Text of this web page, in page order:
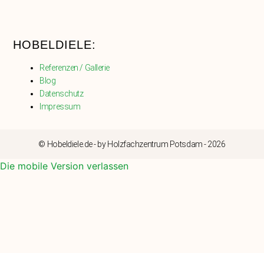
HOBELDIELE:
Referenzen / Gallerie
Blog
Datenschutz
Impressum
© Hobeldiele.de - by Holzfachzentrum Potsdam - 2026
Die mobile Version verlassen